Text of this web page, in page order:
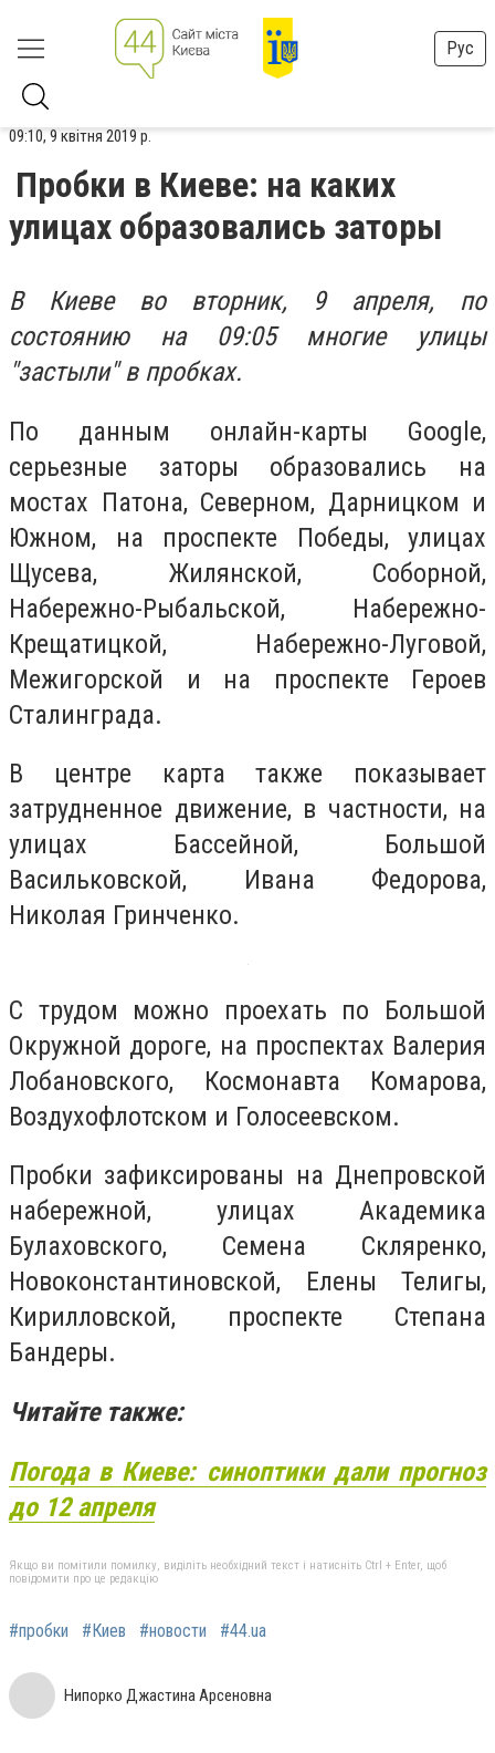
Рус
09:10, 9 квітня 2019 р.
Пробки в Киеве: на каких
улицах образовались заторы
В Киеве во вторник, 9 апреля, по
состоянию на 09:05 многие улицы
"застыли" в пробках.
По данным онлайн-карты Google,
серьезные заторы образовались на
мостах Патона, Северном, Дарницком и
Южном, на проспекте Победы, улицах
Щусева, Жилянской, Соборной,
Набережно-Рыбальской, Набережно-
Крещатицкой, Набережно-Луговой,
Межигорской и на проспекте Героев
Сталинграда.
В центре карта также показывает
затрудненное движение, в частности, на
улицах Бассейной, Большой
Васильковской, Ивана Федорова,
Николая Гринченко.
С трудом можно проехать по Большой
Окружной дороге, на проспектах Валерия
Лобановского, Космонавта Комарова,
Воздухофлотском и Голосеевском.
Пробки зафиксированы на Днепровской
набережной, улицах Академика
Булаховского, Семена Скляренко,
Новоконстантиновской, Елены Телигы,
Кирилловской, проспекте Степана
Бандеры.
Читайте также:
Погода в Киеве: синоптики дали прогноз
до 12 апреля
Якщо ви помітили помилку, виділіть необхідний текст і натисніть Ctrl + Enter, щоб
повідомити про це редакцію
#пробки #Киев #новости #44.ua
Нипорко Джастина Арсеновна